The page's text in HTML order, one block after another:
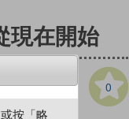
現在開始
0
按「略